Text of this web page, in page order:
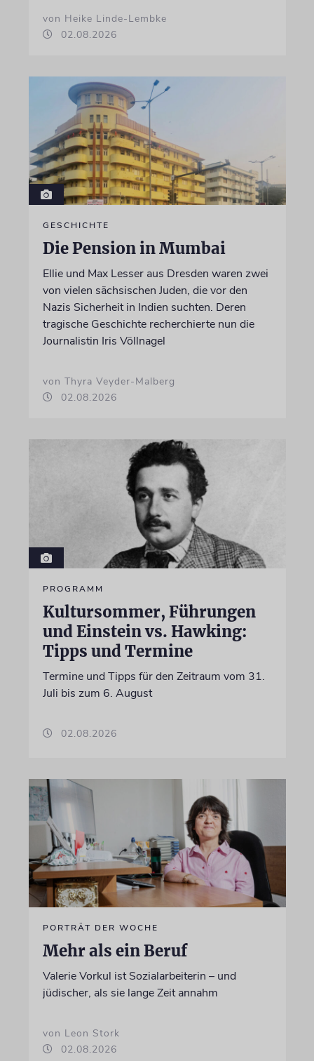
von Heike Linde-Lembke
02.08.2026
GESCHICHTE
Die Pension in Mumbai
Ellie und Max Lesser aus Dresden waren zwei
von vielen sächsischen Juden, die vor den
Nazis Sicherheit in Indien suchten. Deren
tragische Geschichte recherchierte nun die
Journalistin Iris Völlnagel
von Thyra Veyder-Malberg
02.08.2026
PROGRAMM
Kultursommer, Führungen
und Einstein vs. Hawking:
Tipps und Termine
Termine und Tipps für den Zeitraum vom 31.
Juli bis zum 6. August
02.08.2026
PORTRÄT DER WOCHE
Mehr als ein Beruf
Valerie Vorkul ist Sozialarbeiterin – und
jüdischer, als sie lange Zeit annahm
von Leon Stork
02.08.2026